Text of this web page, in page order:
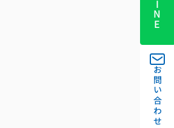
LINE
お問い合わせ